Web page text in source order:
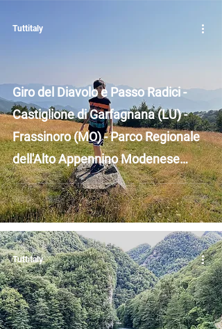
Giro del Diavolo e Passo Radici -
Castiglione di Garfagnana (LU) -
Frassinoro (MO) - Parco Regionale
dell'Alto Appennino Modenese
Frignano - Confine Toscana ed
Emilia Romagna
Tuttitaly
Tuttitaly